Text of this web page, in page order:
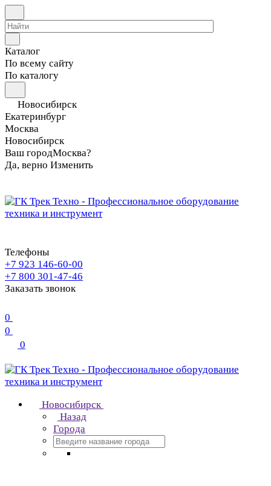
Каталог
По всему сайту
По каталогу
Новосибирск
Екатеринбург
Москва
Новосибирск
Ваш городМосква?
Да, верно Изменить
Телефоны
+7 923 146-60-00
+7 800 301-47-46
Заказать звонок
0
0
0
Новосибирск
Назад
Города